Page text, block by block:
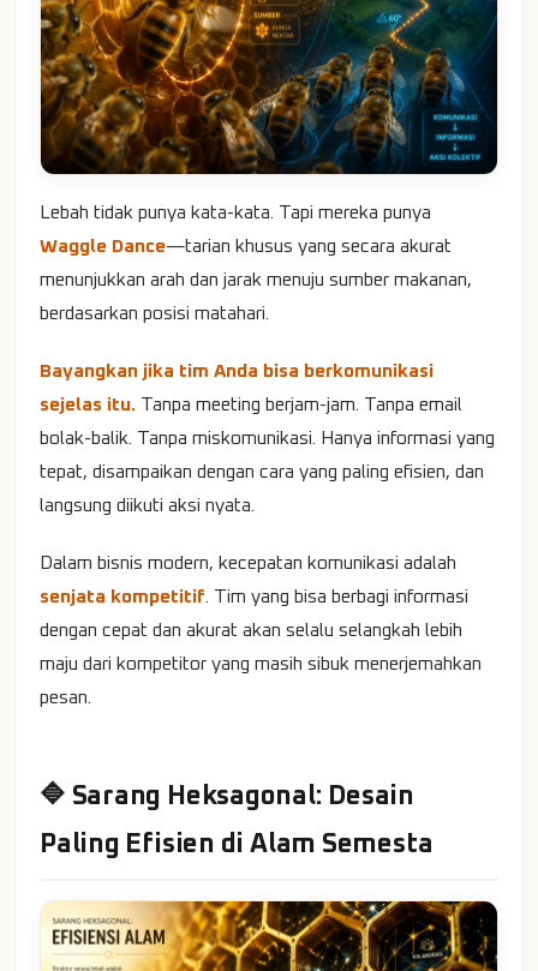
Lebah tidak punya kata-kata. Tapi mereka punya
Waggle Dance—tarian khusus yang secara akurat
menunjukkan arah dan jarak menuju sumber makanan,
berdasarkan posisi matahari.
Bayangkan jika tim Anda bisa berkomunikasi
sejelas itu. Tanpa meeting berjam-jam. Tanpa email
bolak-balik. Tanpa miskomunikasi. Hanya informasi yang
tepat, disampaikan dengan cara yang paling efisien, dan
langsung diikuti aksi nyata.
Dalam bisnis modern, kecepatan komunikasi adalah
senjata kompetitif . Tim yang bisa berbagi informasi
dengan cepat dan akurat akan selalu selangkah lebih
maju dari kompetitor yang masih sibuk menerjemahkan
pesan.
🔷 Sarang Heksagonal: Desain
Paling Efisien di Alam Semesta